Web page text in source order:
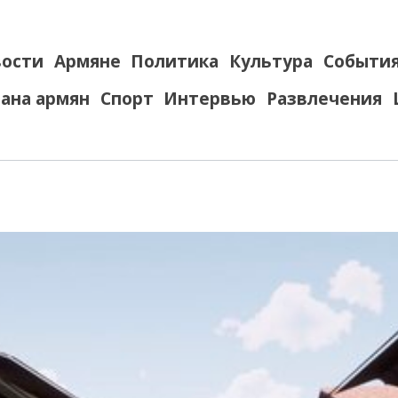
Армяне Политика Культура
армян Спорт Интервью Развлечения